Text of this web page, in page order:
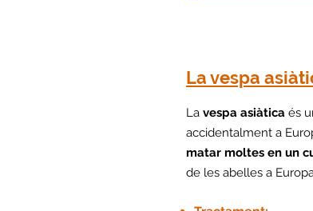
La vespa
La vespa asiàtica és
accidentalment a
matar moltes en un
de les abelles a